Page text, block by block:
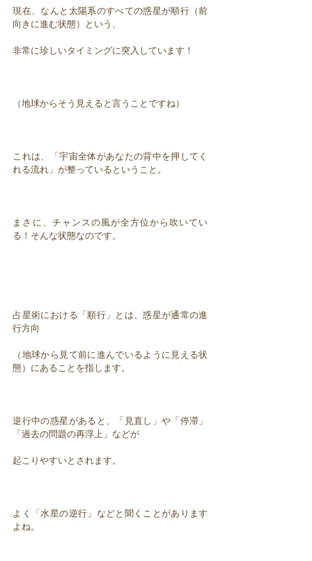
現在、なんと太陽系のすべての惑星が順行（前
向きに進む状態）という、
非常に珍しいタイミングに突入しています！
（地球からそう見えると言うことですね）
これは、「宇宙全体があなたの背中を押してく
れる流れ」が整っているということ。
まさに、チャンスの風が全方位から吹いてい
る！そんな状態なのです。
占星術における「順行」とは、惑星が通常の進
行方向
（地球から見て前に進んでいるように見える状
態）にあることを指します。
逆行中の惑星があると、「見直し」や「停滞」
「過去の問題の再浮上」などが
起こりやすいとされます。
よく「水星の逆行」などと聞くことがあります
よね。